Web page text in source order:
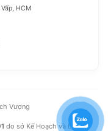
additional 2 USB
HCM
Vượng
do sở Kế Hoạch và Đầu Tư